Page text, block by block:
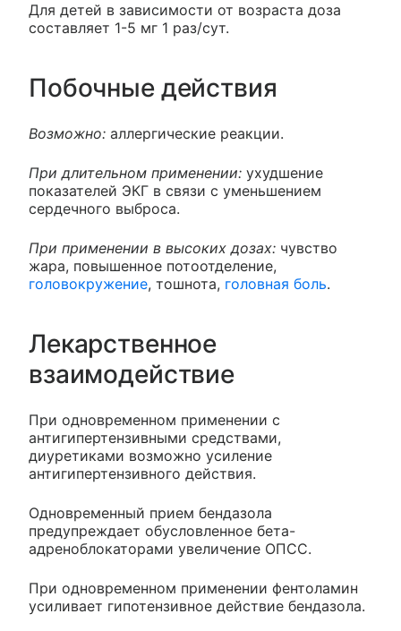
Для детей в зависимости от возраста доза
составляет 1-5 мг 1 раз/сут.
Побочные действия
Возможно: аллергические реакции.
При длительном применении: ухудшение
показателей ЭКГ в связи с уменьшением
сердечного выброса.
При применении в высоких дозах: чувство
жара, повышенное потоотделение,
головокружение, тошнота, головная боль.
Лекарственное
взаимодействие
При одновременном применении с
антигипертензивными средствами,
диуретиками возможно усиление
антигипертензивного действия.
Одновременный прием бендазола
предупреждает обусловленное бета-
адреноблокаторами увеличение ОПСС.
При одновременном применении фентоламин
усиливает гипотензивное действие бендазола.